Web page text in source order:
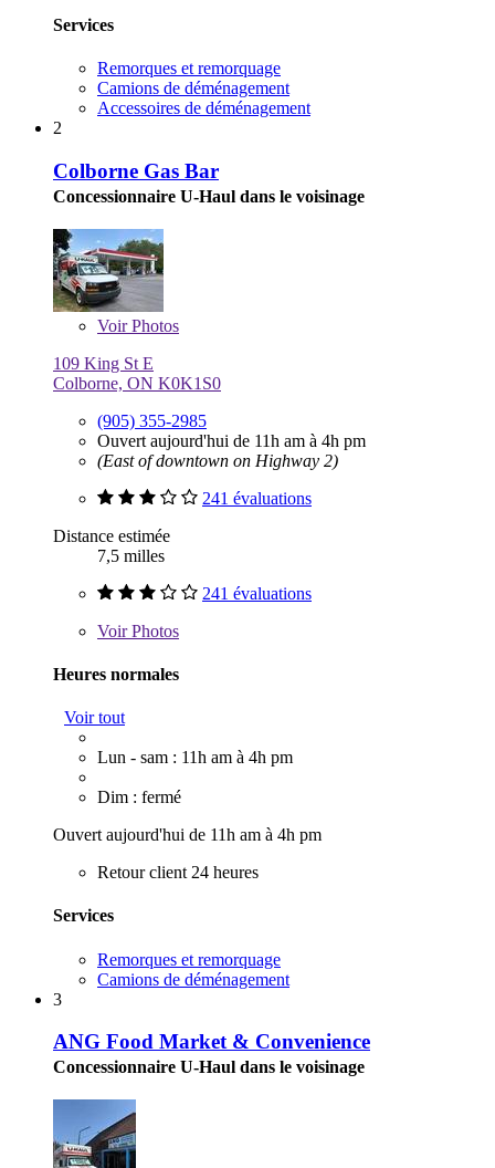
Services
Remorques et remorquage
Camions de déménagement
Accessoires de déménagement
2
Colborne Gas Bar
Concessionnaire U-Haul dans le voisinage
VoirPhotos
109 King St E
Colborne, ON K0K1S0
(905) 355-2985
Ouvert aujourd'hui de 11h am à 4h pm
(East of downtown on Highway 2)
241 évaluations
Distance estimée
7,5 milles
241 évaluations
VoirPhotos
Heures normales
Voir tout
Lun - sam : 11h am à 4h pm
Dim : fermé
Ouvert aujourd'hui de 11h am à 4h pm
Retour client 24 heures
Services
Remorques et remorquage
Camions de déménagement
3
ANG Food Market & Convenience
Concessionnaire U-Haul dans le voisinage